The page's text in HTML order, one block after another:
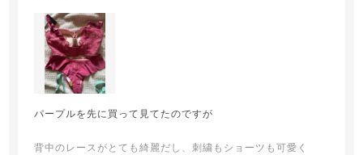
パープルを先に買って見てたのですが
背中のレースがとても綺麗だし、刺繍もショーツも可愛く